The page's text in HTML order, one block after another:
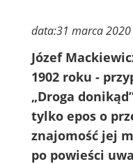
data:31 marca
Józef
1902 roku -
„Droga
tylko epos o
znajomość jej
po powieści